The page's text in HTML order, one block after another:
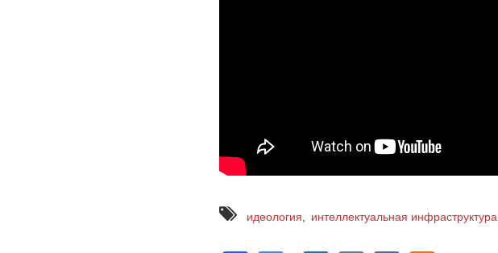
идеология интеллектуальная инфраструктура